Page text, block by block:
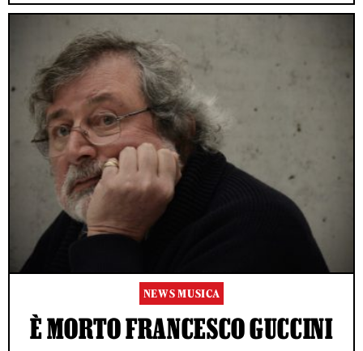
NEWS MUSICA
È MORTO FRANCESCO GUCCINI